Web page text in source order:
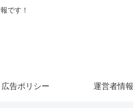
です！
広告ポリシー 運営者情報